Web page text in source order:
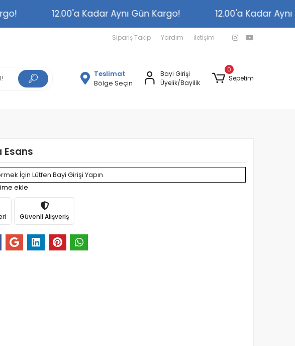
12.00'a Kadar Aynı Gün Kargo! 12.00'a Kadar
Sipariş Takip Yardım İletişim
Teslimat
Bölge Seçin
Bayi Girişi
Üyelik/Bayilik
0
Sepetim
Esans
İçin Lütfen Bayi Girişi Yapın
ekle
Güvenli Alışveriş